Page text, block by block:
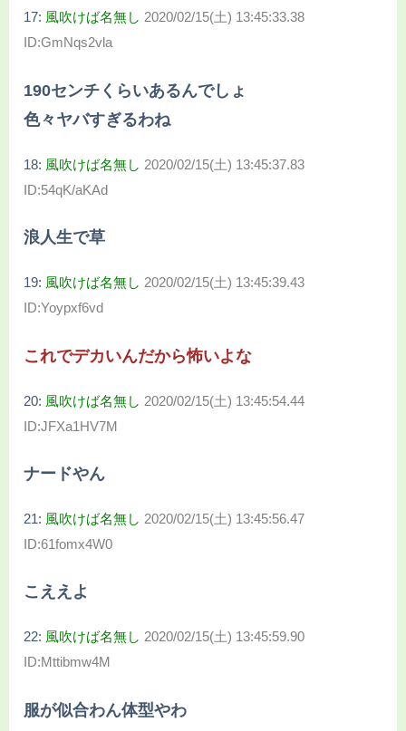
17: 風吹けば名無し 2020/02/15(土) 13:45:33.38
ID:GmNqs2vla
190センチくらいあるんでしょ
色々ヤバすぎるわね
18: 風吹けば名無し 2020/02/15(土) 13:45:37.83
ID:54qK/aKAd
浪人生で草
19: 風吹けば名無し 2020/02/15(土) 13:45:39.43
ID:Yoypxf6vd
これでデカいんだから怖いよな
20: 風吹けば名無し 2020/02/15(土) 13:45:54.44
ID:JFXa1HV7M
ナードやん
21: 風吹けば名無し 2020/02/15(土) 13:45:56.47
ID:61fomx4W0
こええよ
22: 風吹けば名無し 2020/02/15(土) 13:45:59.90
ID:Mttibmw4M
服が似合わん体型やわ